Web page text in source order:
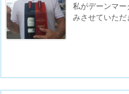
私がデーンマ
みさせていた